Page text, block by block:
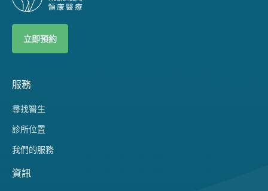
立即預約
服務
尋找醫生
診所位置
我們的服務
資訊